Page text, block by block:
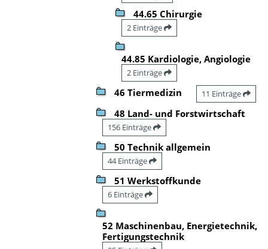
44.65 Chirurgie
2 Einträge
44.85 Kardiologie, Angiologie
2 Einträge
46 Tiermedizin 11 Einträge
48 Land- und Forstwirtschaft
156 Einträge
50 Technik allgemein
44 Einträge
51 Werkstoffkunde
6 Einträge
52 Maschinenbau, Energietechnik,
Fertigungstechnik